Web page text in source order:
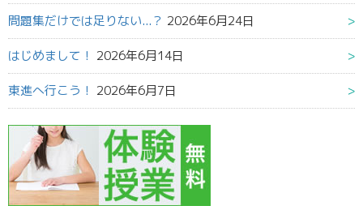
問題集だけでは足りない...？ 2026年6月24日
はじめまして！ 2026年6月14日
東進へ行こう！ 2026年6月7日